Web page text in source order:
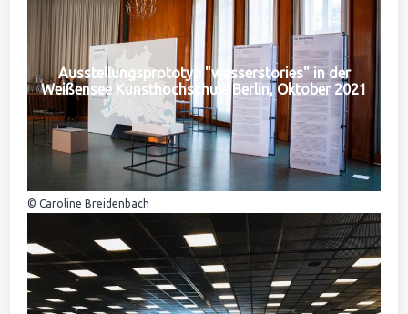
Ausstellungsprototyp "wasserstories" in der
Weißensee Kunsthochschule Berlin, Oktober 2021
© Caroline Breidenbach